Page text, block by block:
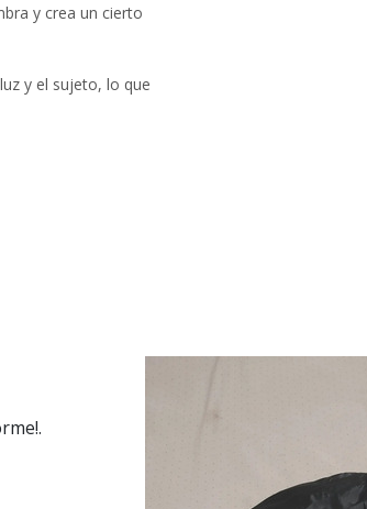
y crea un cierto
y el sujeto, lo que